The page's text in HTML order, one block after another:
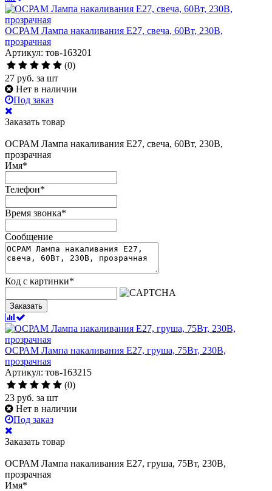
ОСРАМ Лампа накаливания Е27, свеча, 60Вт, 230В,
прозрачная
Артикул: тов-163201
(0)
27 руб. за шт
Нет в наличии
Под заказ
Заказать товар
ОСРАМ Лампа накаливания Е27, свеча, 60Вт, 230В,
прозрачная
Имя*
Телефон*
Время звонка*
Сообщение
Код с картинки*
Заказать
ОСРАМ Лампа накаливания Е27, груша, 75Вт, 230В,
прозрачная
Артикул: тов-163215
(0)
23 руб. за шт
Нет в наличии
Под заказ
Заказать товар
ОСРАМ Лампа накаливания Е27, груша, 75Вт, 230В,
прозрачная
Имя*